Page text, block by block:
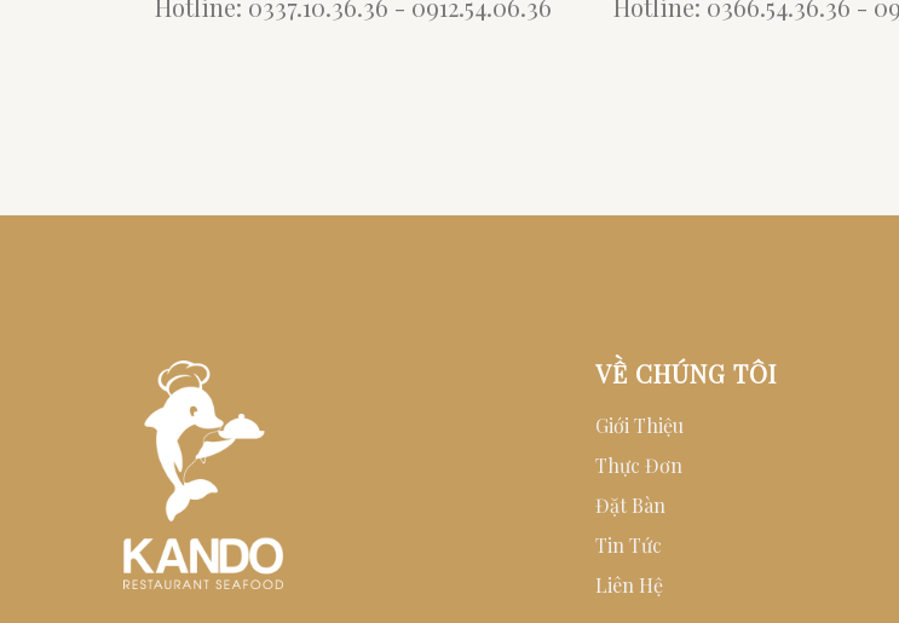
Hotline: 0337.10.36.36 - 0912.54.06.36
Hotline: 0366.54.36.36 -
VỀ CHÚNG TÔI
Giới Thiệu
Thực Đơn
Đặt Bàn
Tin Tức
Liên Hệ